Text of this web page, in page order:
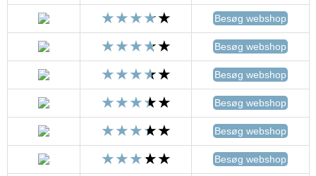
Besøg webshop
Besøg webshop
Besøg webshop
Besøg webshop
Besøg webshop
Besøg webshop